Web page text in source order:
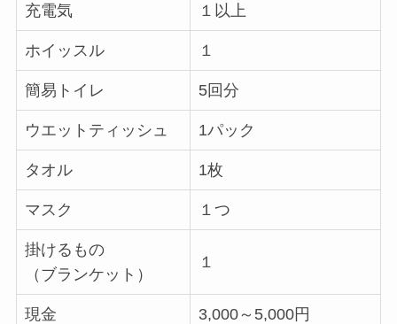
充電気 １以上
ホイッスル １
簡易トイレ 5回分
ウエットティッシュ 1パック
タオル 1枚
マスク １つ
掛けるもの
（ブランケット）
１
現金 3,000～5,000円